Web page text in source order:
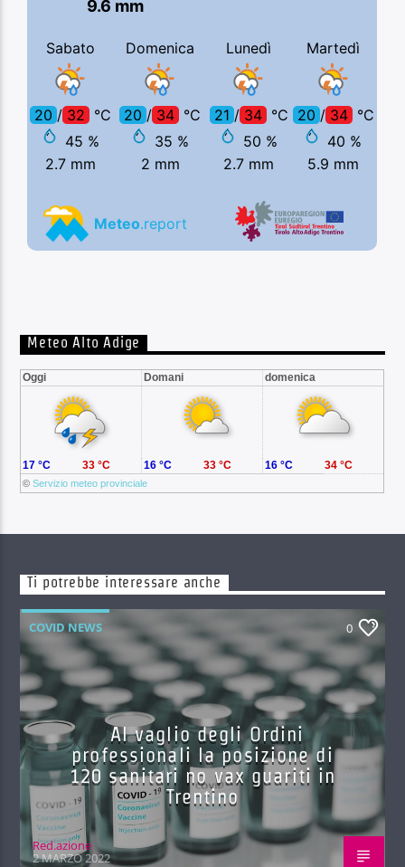
Meteo Alto Adige
Oggi Domani domenica
©Servizio meteo provinciale
17 °C 33 °C 16 °C 33 °C 16 °C 34 °C
Ti potrebbe interessare anche
COVID NEWS 0
Al vaglio degli Ordini
professionali la posizione di
120 sanitari no vax guariti in
Trentino
Red.azione
2 MARZO 2022